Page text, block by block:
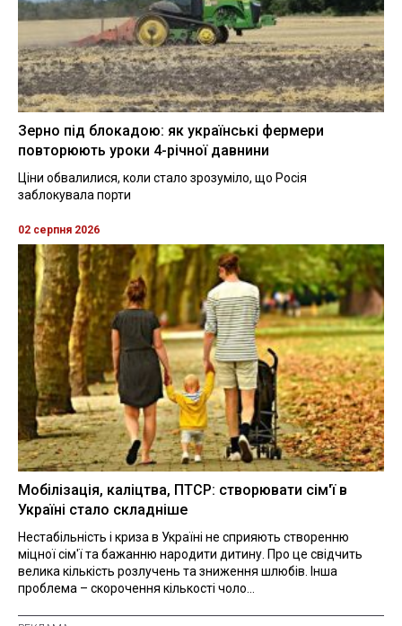
Зерно під блокадою: як українські фермери
повторюють уроки 4-річної давнини
Ціни обвалилися, коли стало зрозуміло, що Росія
заблокувала порти
02 серпня 2026
Мобілізація, каліцтва, ПТСР: створювати сім'ї в
Україні стало складніше
Нестабільність і криза в Україні не сприяють створенню
міцної сім'ї та бажанню народити дитину. Про це свідчить
велика кількість розлучень та зниження шлюбів. Інша
проблема – скорочення кількості чоло...